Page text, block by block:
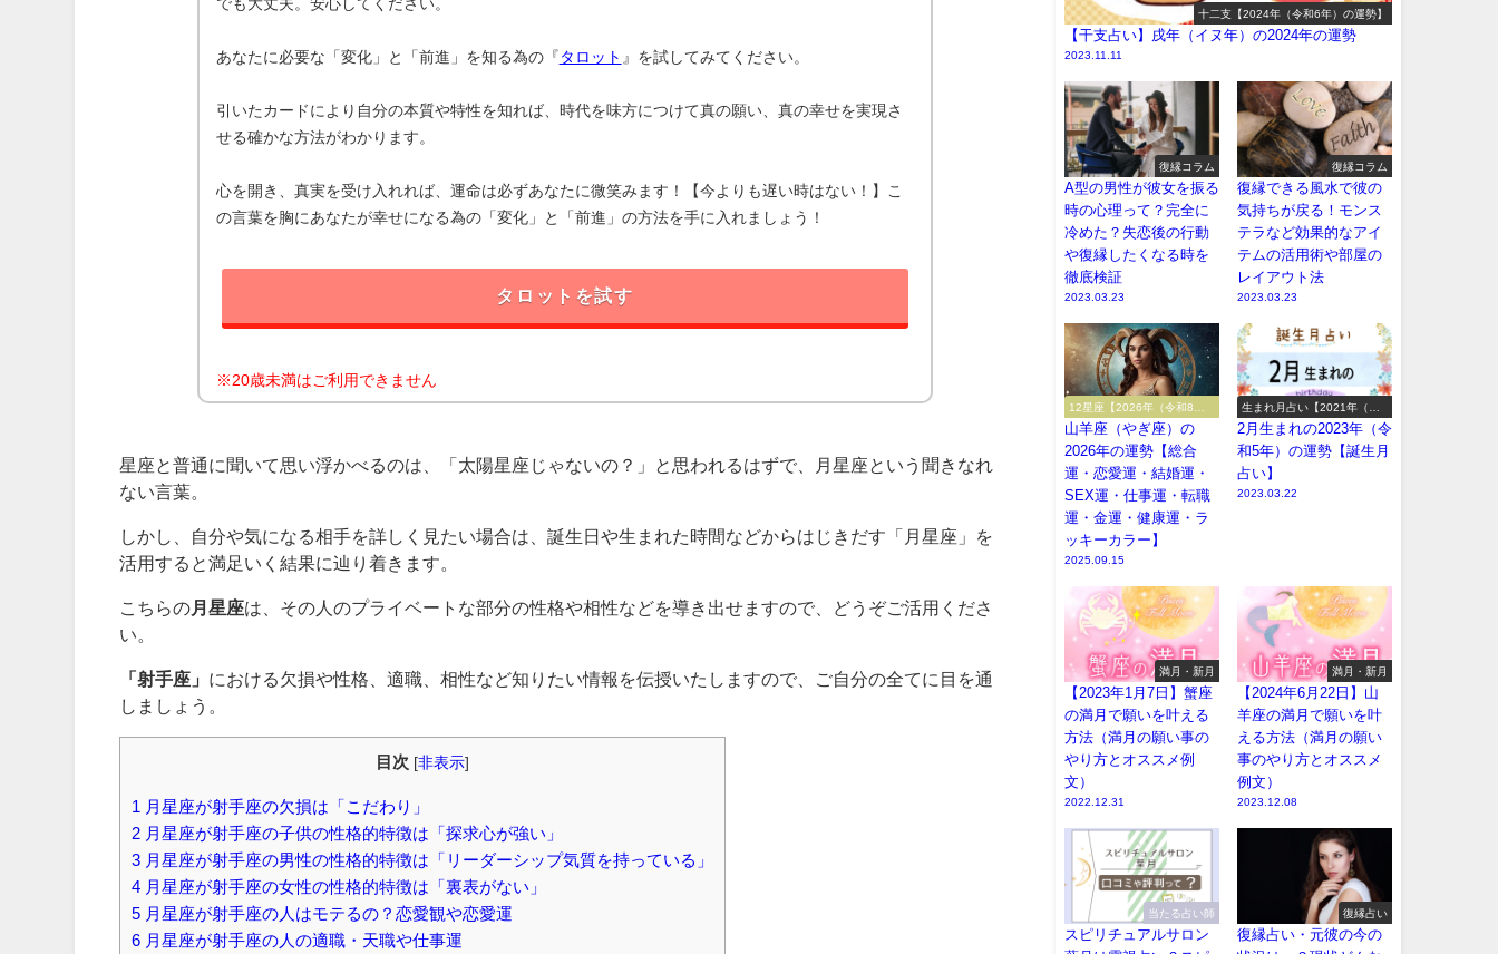
あなたに必要な「変化」と「前進」を知る為の『 タロット 』を試してみてください。
引いたカードにより自分の本質や特性を知れば、時代を味方につけて真の願い、真の幸せを実現さ
せる確かな方法がわかります。
心を開き、真実を受け入れれば、運命は必ずあなたに微笑みます！【今よりも遅い時はない！】こ
の言葉を胸にあなたが幸せになる為の「変化」と「前進」の方法を手に入れましょう！
タロットを試す
※20歳未満はご利用できません
星座と普通に聞いて思い浮かべるのは、「太陽星座じゃないの？」と思われるはずで、月星座という聞きなれ
ない言葉。
しかし、自分や気になる相手を詳しく見たい場合は、誕生日や生まれた時間などからはじきだす「月星座」を
活用すると満足いく結果に辿り着きます。
こちらの月星座は、その人のプライベートな部分の性格や相性などを導き出せますので、どうぞご活用くださ
い。
「射手座」 における欠損や性格、適職、相性など知りたい情報を伝授いたしますので、ご自分の全てに目を通
しましょう。
目次 [非表示]
1 月星座が射手座の欠損は「こだわり」
2 月星座が射手座の子供の性格的特徴は「探求心が強い」
3 月星座が射手座の男性の性格的特徴は「リーダーシップ気質を持っている」
4 月星座が射手座の女性の性格的特徴は「裏表がない」
5 月星座が射手座の人はモテるの？恋愛観や恋愛運
6 月星座が射手座の人の適職・天職や仕事運
十二支【2024年（令和6年）の運勢】
【干支占い】戌年（イヌ年）の2024年の運勢
2023.11.11
復縁コラム
A型の男性が彼女を振る
時の心理って？完全に
冷めた？失恋後の行動
や復縁したくなる時を
徹底検証
2023.03.23
復縁コラム
復縁できる風水で彼の
気持ちが戻る！モンス
テラなど効果的なアイ
テムの活用術や部屋の
レイアウト法
2023.03.23
12星座【2026年（令和8
年）の運勢】
山羊座（やぎ座）の
2026年の運勢【総合
運・恋愛運・結婚運・
SEX運・仕事運・転職
運・金運・健康運・ラ
ッキーカラー】
2025.09.15
生まれ月占い【2021年（令
和3年）の運勢】
2月生まれの2023年（令
和5年）の運勢【誕生月
占い】
2023.03.22
満月・新月
【2023年1月7日】蟹座
の満月で願いを叶える
方法（満月の願い事の
やり方とオススメ例
文）
2022.12.31
満月・新月
【2024年6月22日】山
羊座の満月で願いを叶
える方法（満月の願い
事のやり方とオススメ
例文）
2023.12.08
当たる占い師
スピリチュアルサロン
復縁占い
復縁占い・元彼の今の